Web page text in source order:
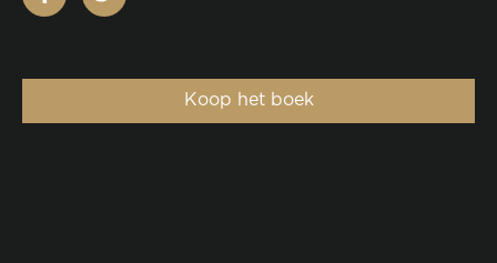
Koop het boek